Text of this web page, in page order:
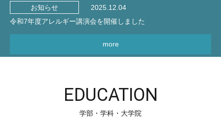
お知らせ
2025.12.04
令和7年度アレルギー講演会を開催しました
more
EDUCATION
学部・学科・大学院